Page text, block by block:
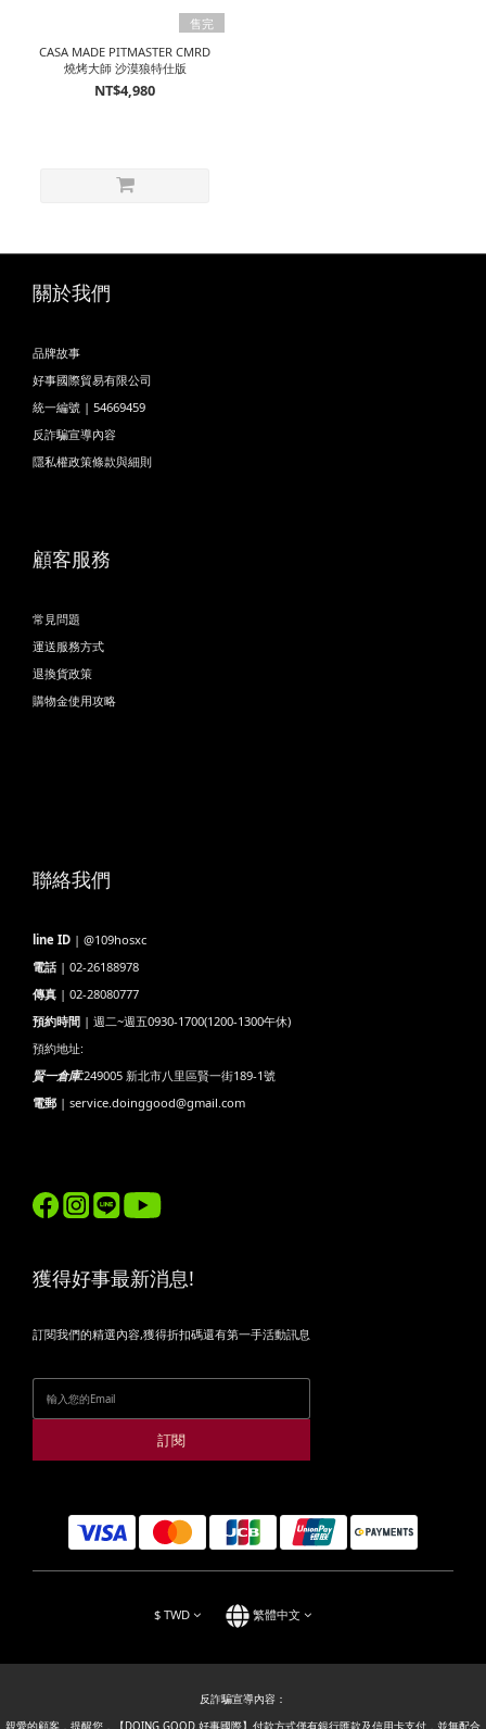
售完
CASA MADE PITMASTER CMRD
燒烤大師 沙漠狼特仕版
NT$4,980
關於我們
品牌故事
好事國際貿易有限公司
統一編號 | 54669459
反詐騙宣導內容
隱私權政策條款與細則
顧客服務
常見問題
運送服務方式
退換貨政策
購物金使用攻略
聯絡我們
line ID | @109hosxc
電話 | 02-26188978
傳真 | 02-28080777
預約時間 | 週二~週五0930-1700(1200-1300午休)
預約地址:
賢一倉庫:249005 新北市八里區賢一街189-1號
電郵 | service.doinggood@gmail.com
獲得好事最新消息!
訂閱我們的精選內容,獲得折扣碼還有第一手活動訊息
訂閱
$ TWD 繁體中文
反詐騙宣導內容：